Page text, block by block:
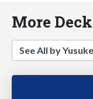
More
See All by